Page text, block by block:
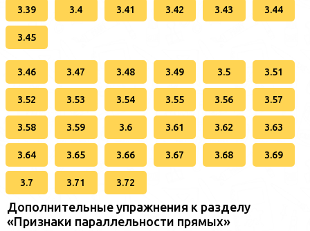
3.39 3.4 3.41 3.42 3.43 3.44
3.45
3.46 3.47 3.48 3.49 3.5 3.51
3.52 3.53 3.54 3.55 3.56 3.57
3.58 3.59 3.6 3.61 3.62 3.63
3.64 3.65 3.66 3.67 3.68 3.69
3.7 3.71 3.72
Дополнительные упражнения к разделу
«Признаки параллельности прямых»